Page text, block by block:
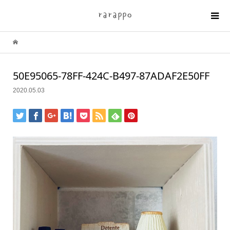
50E95065-78FF-424C-B497-87ADAF2E50FF
2020.05.03